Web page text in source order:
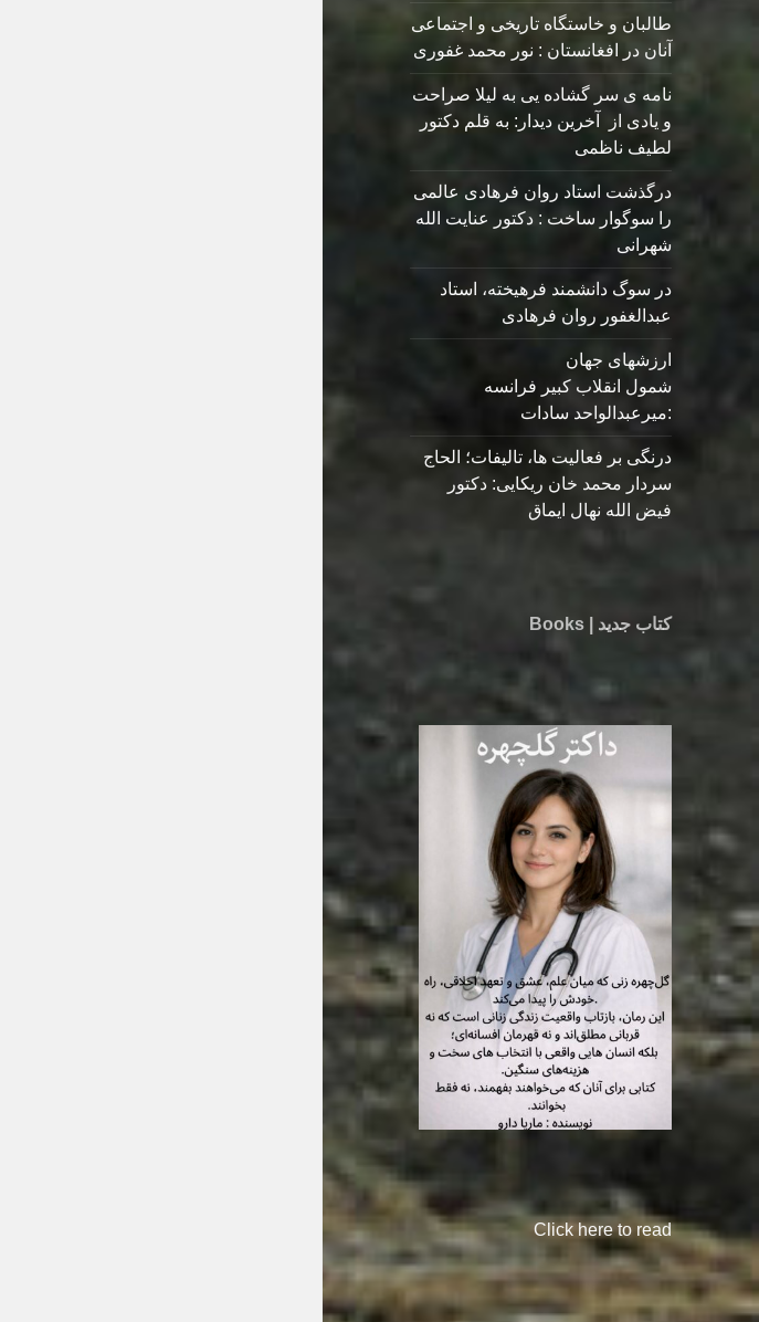
طالبان و خاستگاه تاریخی و اجتماعی
آنان در افغانستان : نور محمد غفوری
نامه ی سر گشاده يی به ليلا صراحت
و یادی از آخرین دیدار: به قلم دکتور
لطیف ناظمی
درگذشت استاد روان فرهادی عالمی
را سوگوار ساخت : دکتور عنایت الله
شهرانی
در سوگ دانشمند فرهیخته، استاد
عبدالغفور روان فرهادی
ارزشهای جهان
شمول انقلاب کبیر فرانسه
:میرعبدالواحد سادات
درنگی بر فعالیت ها، تالیفات؛ الحاج
سردار محمد خان ریکایی: دکتور
فیض الله نهال ایماق
کتاب جدید | Books
Click here to read